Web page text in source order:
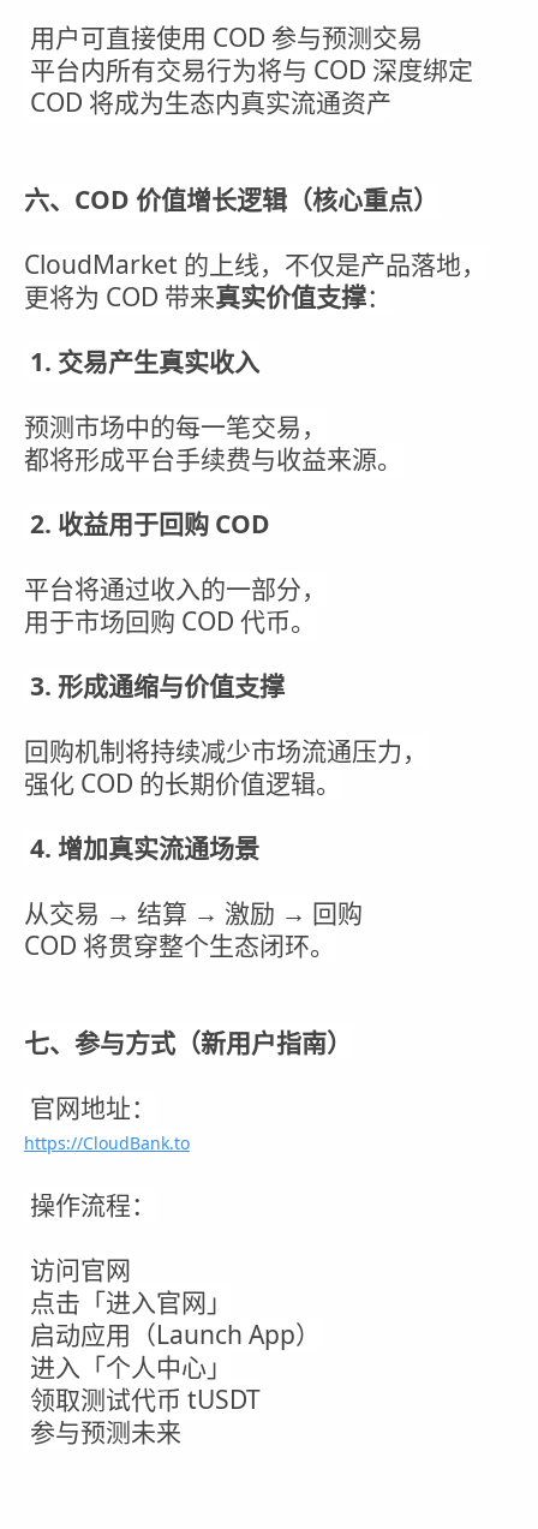
用户可直接使用 COD 参与预测交易
平台内所有交易行为将与 COD 深度绑定
COD 将成为生态内真实流通资产
六、COD 价值增长逻辑（核心重点）
CloudMarket 的上线，不仅是产品落地，
更将为 COD 带来真实价值支撑：
1. 交易产生真实收入
预测市场中的每一笔交易，
都将形成平台手续费与收益来源。
2. 收益用于回购 COD
平台将通过收入的一部分，
用于市场回购 COD 代币。
3. 形成通缩与价值支撑
回购机制将持续减少市场流通压力，
强化 COD 的长期价值逻辑。
4. 增加真实流通场景
从交易 → 结算 → 激励 → 回购
COD 将贯穿整个生态闭环。
七、参与方式（新用户指南）
官网地址：
https://CloudBank.to
操作流程：
访问官网
点击「进入官网」
启动应用（Launch App）
进入「个人中心」
领取测试代币 tUSDT
参与预测未来